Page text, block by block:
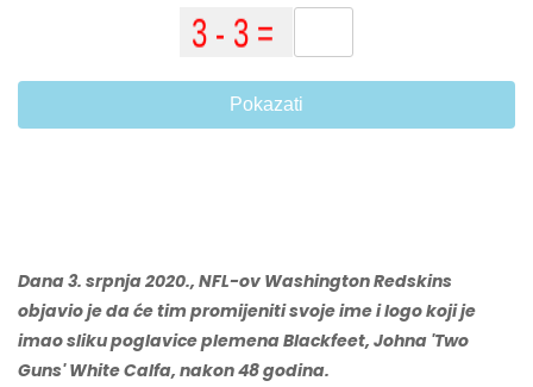
Pokazati
Dana 3. srpnja 2020., NFL-ov Washington Redskins
objavio je da će tim promijeniti svoje ime i logo koji je
imao sliku poglavice plemena Blackfeet, Johna 'Two
Guns' White Calfa, nakon 48 godina.